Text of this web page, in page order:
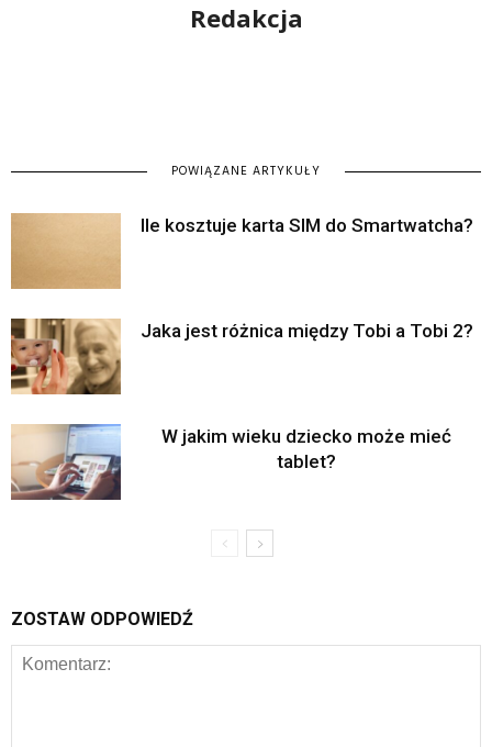
Redakcja
POWIĄZANE ARTYKUŁY
Ile kosztuje karta SIM do Smartwatcha?
Jaka jest różnica między Tobi a Tobi 2?
W jakim wieku dziecko może mieć
tablet?
ZOSTAW ODPOWIEDŹ